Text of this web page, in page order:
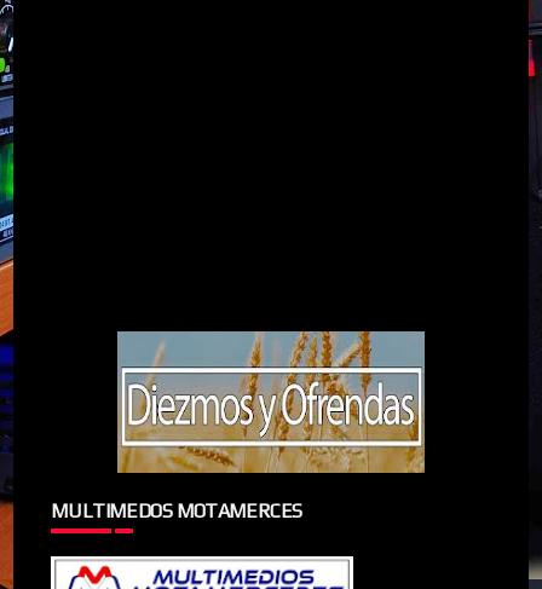
MULTIMEDOS MOTAMERCES